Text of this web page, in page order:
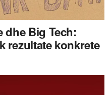
dhe Big Tech:
rezultate konkrete